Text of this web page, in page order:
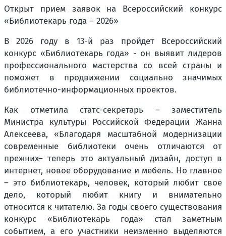
Открыт прием заявок на Всероссийский конкурс
«Библиотекарь года – 2026»
В 2026 году в 13-й раз пройдет Всероссийский
конкурс «Библиотекарь года» - он выявит лидеров
профессионального мастерства со всей страны и
поможет в продвижении социально значимых
библиотечно-информационных проектов.
Как отметила статс-секретарь – заместитель
Министра культуры Российской Федерации Жанна
Алексеева, «Благодаря масштабной модернизации
современные библиотеки очень отличаются от
прежних– теперь это актуальный дизайн, доступ в
интернет, новое оборудование и мебель. Но главное
– это библиотекарь, человек, который любит свое
дело, который любит книгу и внимательно
относится к читателю. За годы своего существования
конкурс «Библиотекарь года» стал заметным
событием, а его участники неизменно выделяются